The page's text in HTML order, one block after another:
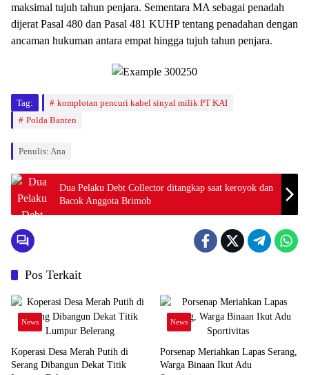
maksimal tujuh tahun penjara. Sementara MA sebagai penadah
dijerat Pasal 480 dan Pasal 481 KUHP tentang penadahan dengan
ancaman hukuman antara empat hingga tujuh tahun penjara.
Tag:
komplotan pencuri kabel sinyal milik PT KAI
Polda Banten
Penulis: Ana
Dua Pelaku Debt Collector ditangkap saat keroyok dan
Bacok Anggota Brimob
Pos Terkait
News
Koperasi Desa Merah Putih di
Serang Dibangun Dekat Titik
News
Porsenap Meriahkan Lapas Serang,
Warga Binaan Ikut Adu